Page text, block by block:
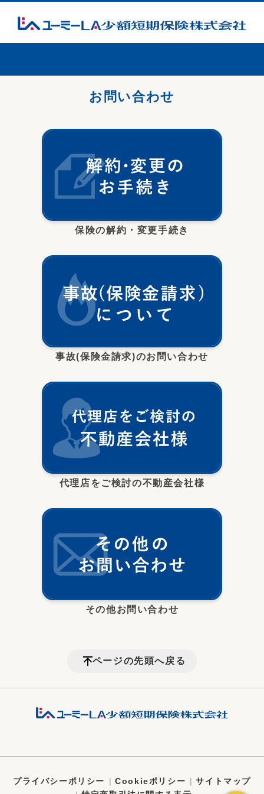
お問い合わせ
保険の解約・変更手続き
事故(保険金請求)のお問い合わせ
代理店をご検討の不動産会社様
その他お問い合わせ
ページの先頭へ戻る
プライバシーポリシー Cookieポリシー
サイトマップ